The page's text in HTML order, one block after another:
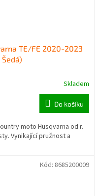
TE/FE 2020-2023
Skladem
Do košíku
moto Husqvarna od r.
Vynikající pružnost a
Kód: 8685200009